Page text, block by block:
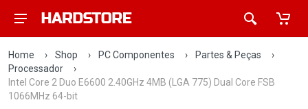
Home › Shop › PC Componentes › Partes & Peças
›
Processador
›
Intel Core 2 Duo E6600 2.40GHz 4MB (LGA 775) Dual Core FSB
1066MHz 64-bit